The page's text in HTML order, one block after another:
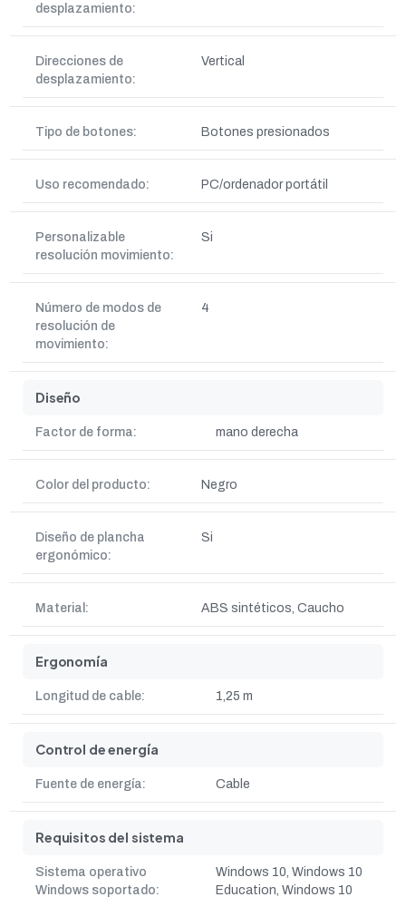
desplazamiento:
Direcciones de
desplazamiento:
Vertical
Tipo de botones: Botones presionados
Uso recomendado: PC/ordenador portátil
Personalizable
resolución movimiento:
Si
Número de modos de
resolución de
movimiento:
4
Diseño
Factor de forma: mano derecha
Color del producto: Negro
Diseño de plancha
ergonómico:
Si
Material: ABS sintéticos, Caucho
Ergonomía
Longitud de cable: 1,25 m
Control de energía
Fuente de energía: Cable
Requisitos del sistema
Sistema operativo
Windows soportado:
Windows 10, Windows 10
Education, Windows 10